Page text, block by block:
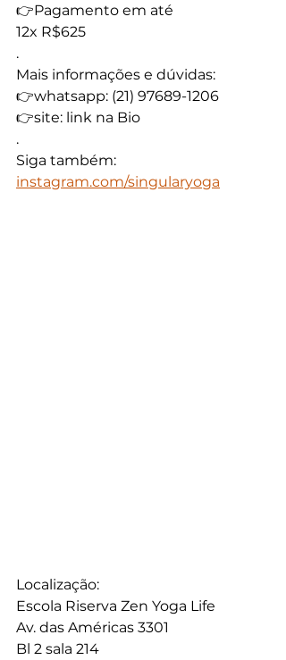
👉Pagamento em até
12x R$625
.
Mais informações e dúvidas:
👉whatsapp: (21) 97689-1206
👉site: link na Bio
.
Siga também:
instagram.com/singularyoga
Localização:
Escola Riserva Zen Yoga Life
Av. das Américas 3301
Bl 2 sala 214